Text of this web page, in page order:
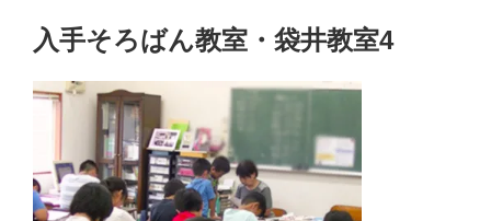
入手そろばん教室・袋井教室4